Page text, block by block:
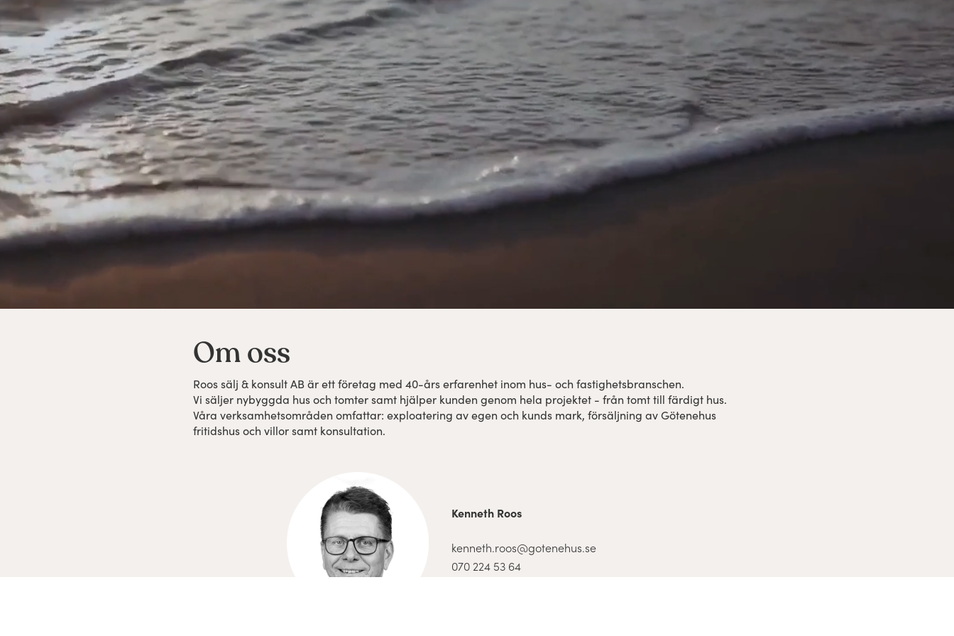
Om oss
Roos sälj & konsult AB är ett företag med 40-års erfarenhet inom hus- och fastighetsbranschen.
Vi säljer nybyggda hus och tomter samt hjälper kunden genom hela projektet - från tomt till färdigt hus.
Våra verksamhetsområden omfattar: exploatering av egen och kunds mark, försäljning av Götenehus
fritidshus och villor samt konsultation.
Kenneth Roos
kenneth.roos@gotenehus.se
070 224 53 64